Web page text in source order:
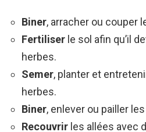
Biner, arracher ou couper
Fertiliser le sol afin qu’il
herbes.
Semer, planter et
herbes.
Biner, enlever ou pailler
Recouvrir les allées avec